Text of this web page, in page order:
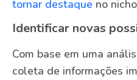
tornar destaque no
Identificar novas
Com base em uma
coleta de informações